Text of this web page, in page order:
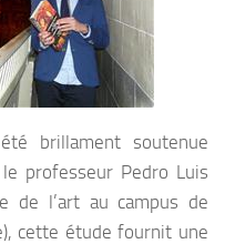
brillament soutenue
professeur Pedro Luis
de l’art au campus de
cette étude fournit une